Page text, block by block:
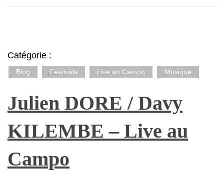
Catégorie :
Blog Festivals Live au Campo Musique
Julien DORE / Davy
KILEMBE – Live au
Campo